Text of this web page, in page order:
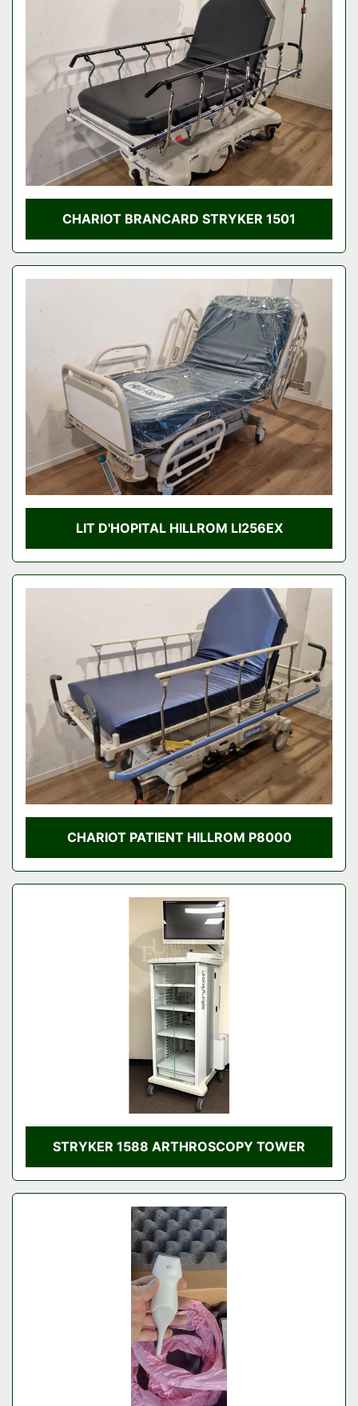
CHARIOT BRANCARD STRYKER 1501
LIT D'HOPITAL HILLROM LI256EX
CHARIOT PATIENT HILLROM P8000
STRYKER 1588 ARTHROSCOPY TOWER